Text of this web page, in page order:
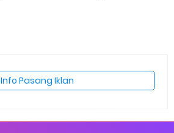
Info Pasang Iklan